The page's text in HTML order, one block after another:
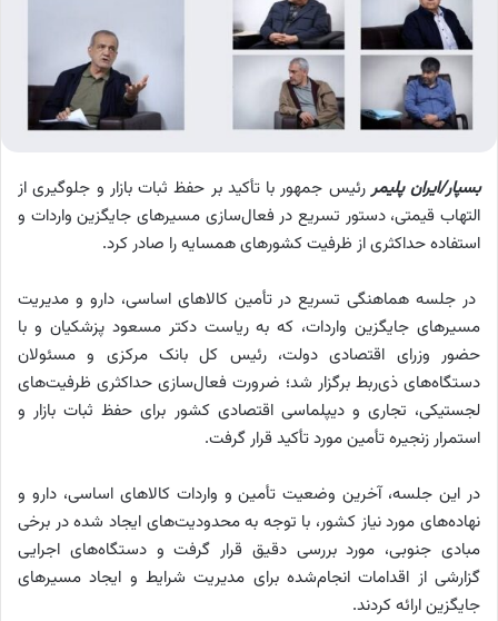
بسپار/ایران پلیمررئیس جمهور با تأکید بر حفظ ثبات بازار و جلوگیری از
التهاب قیمتی، دستور تسریع در فعال‌سازی مسیرهای جایگزین واردات و
استفاده حداکثری از ظرفیت کشورهای همسایه را صادر کرد.
در جلسه هماهنگی تسریع در تأمین کالاهای اساسی، دارو و مدیریت
مسیرهای جایگزین واردات، که به ریاست دکتر مسعود پزشکیان و با
حضور وزرای اقتصادی دولت، رئیس کل بانک مرکزی و مسئولان
دستگاه‌های ذی‌ربط برگزار شد؛ ضرورت فعال‌سازی حداکثری ظرفیت‌های
لجستیکی، تجاری و دیپلماسی اقتصادی کشور برای حفظ ثبات بازار و
استمرار زنجیره تأمین مورد تأکید قرار گرفت.
در این جلسه، آخرین وضعیت تأمین و واردات کالاهای اساسی، دارو و
نهاده‌های مورد نیاز کشور، با توجه به محدودیت‌های ایجاد شده در برخی
مبادی جنوبی، مورد بررسی دقیق قرار گرفت و دستگاه‌های اجرایی
گزارشی از اقدامات انجام‌شده برای مدیریت شرایط و ایجاد مسیرهای
جایگزین ارائه کردند.